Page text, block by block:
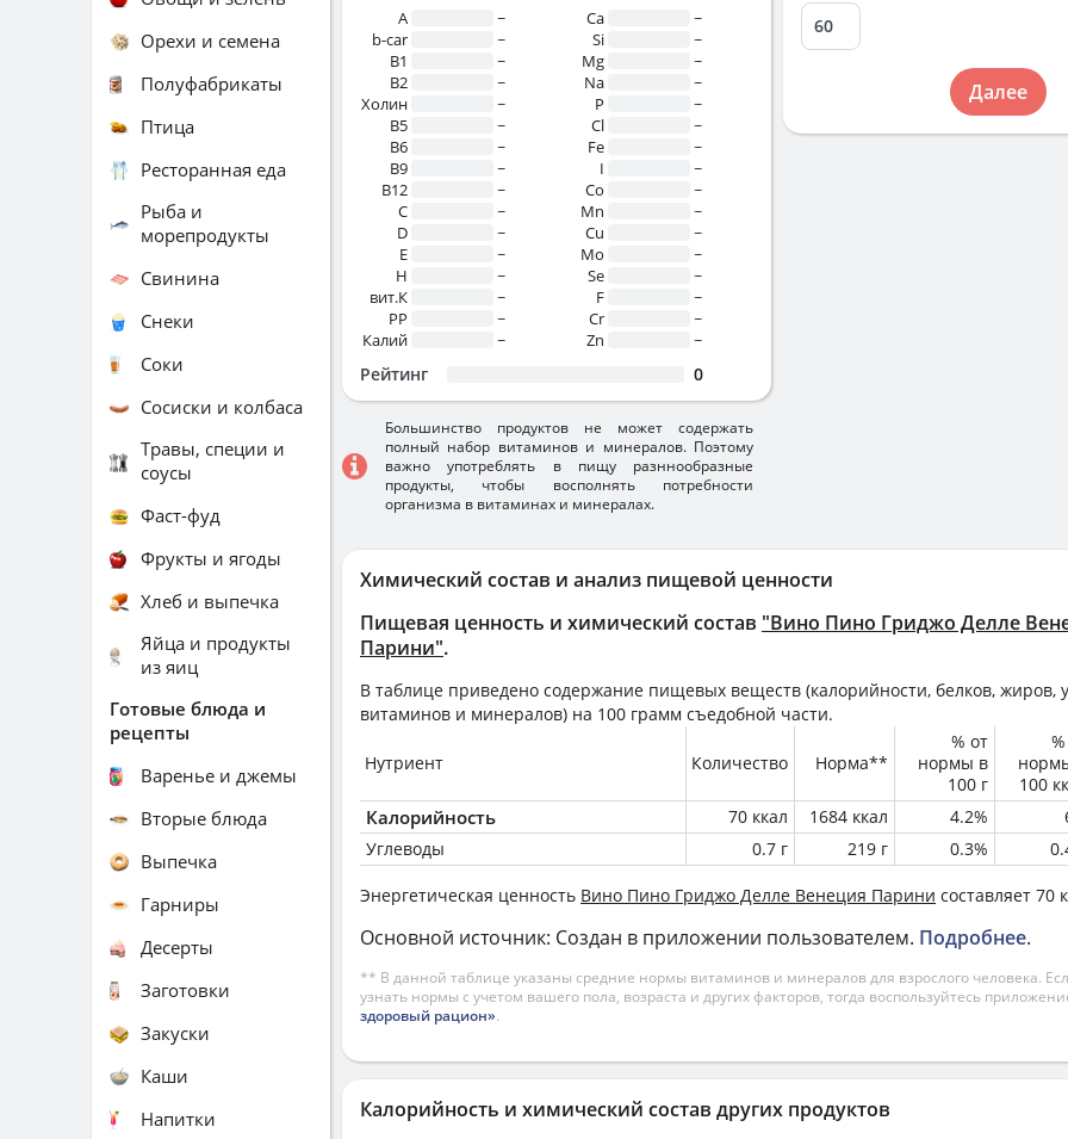
Химический состав и анализ пищевой ценности
Пищевая ценность и химический состав "Вино Пино Гриджо Делле
Парини".
В таблице приведено содержание пищевых веществ (калорийности, белков, жиров,
витаминов и минералов) на 100 грамм съедобной части.
Нутриент Количество Норма**
% от
нормы в
100 г
100
Калорийность 70 ккал 1684 ккал 4.2%
Углеводы
0.7 г 219 г 0.3%
Энергетическая ценность Вино Пино Гриджо Делле Венеция Парини составляет 70
Основной источник: Создан в приложении пользователем. Подробнее.
** В данной таблице указаны средние нормы витаминов и минералов для взрослого человека.
узнать нормы с учетом вашего пола, возраста и других факторов, тогда воспользуйтесь
здоровый рацион».
A
~
b-car
~
В1
~
B2
~
Холин
~
B5
~
B6
~
B9
~
B12
~
C
~
D
~
E
~
H
~
вит.К
~
PP
~
Калий
~
Ca
~
Si
~
Mg
~
Na
~
P
~
Cl
~
Fe
~
I
~
Co
~
Mn
~
Cu
~
Mo
~
Se
~
F
~
Cr
~
Zn
~
Рейтинг 0
Большинство продуктов не может содержать
полный набор витаминов и минералов. Поэтому
важно употреблять в пищу разннообразные
продукты, чтобы восполнять потребности
организма в витаминах и минералах.
Далее
Калорийность и химический состав других продуктов
Орехи и семена
Полуфабрикаты
Птица
Ресторанная еда
Рыба и
морепродукты
Свинина
Снеки
Соки
Сосиски и колбаса
Травы, специи и
соусы
Фаст-фуд
Фрукты и ягоды
Хлеб и выпечка
Яйца и продукты
из яиц
Готовые блюда и
рецепты
Варенье и джемы
Вторые блюда
Выпечка
Гарниры
Десерты
Заготовки
Закуски
Каши
Напитки